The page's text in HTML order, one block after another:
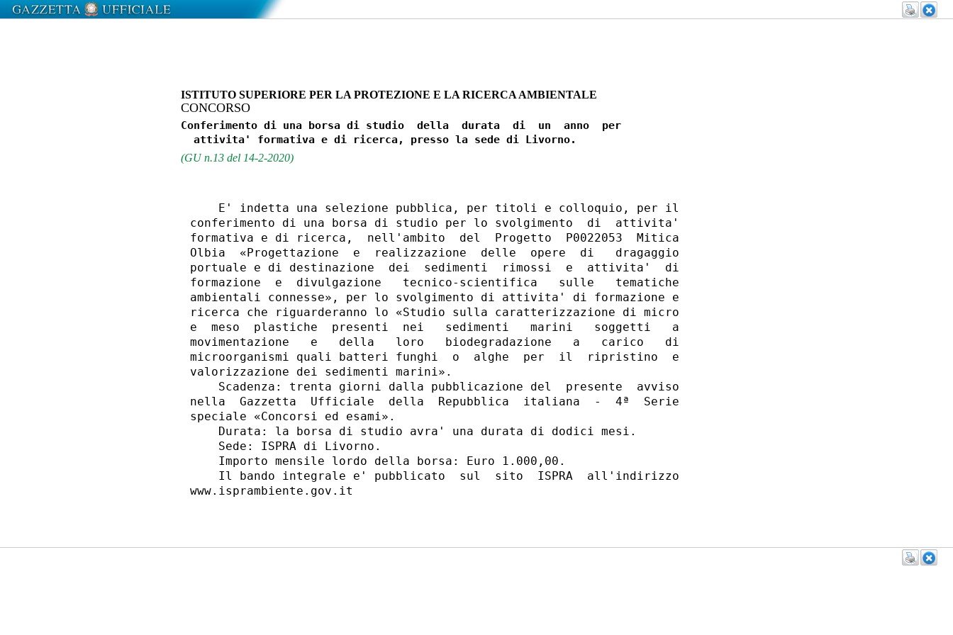
ISTITUTO SUPERIORE PER LA PROTEZIONE E LA RICERCA AMBIENTALE
CONCORSO
Conferimento di una borsa di studio  della  durata  di  un  anno  per
(GU n.13 del 14-2-2020)
    E' indetta una selezione pubblica, per titoli e colloquio, per il
conferimento di una borsa di studio per lo svolgimento  di  attivita'
formativa e di ricerca,  nell'ambito  del  Progetto  P0022053  Mitica
Olbia  «Progettazione  e  realizzazione  delle  opere  di   dragaggio
portuale e di destinazione  dei  sedimenti  rimossi  e  attivita'  di
formazione  e  divulgazione   tecnico-scientifica   sulle   tematiche
ambientali connesse», per lo svolgimento di attivita' di formazione e
ricerca che riguarderanno lo «Studio sulla caratterizzazione di micro
e  meso  plastiche  presenti  nei   sedimenti   marini   soggetti   a
movimentazione   e   della   loro   biodegradazione   a   carico   di
microorganismi quali batteri funghi  o  alghe  per  il  ripristino  e
valorizzazione dei sedimenti marini».
    Scadenza: trenta giorni dalla pubblicazione del  presente  avviso
nella  Gazzetta  Ufficiale  della  Repubblica  italiana  -  4ª  Serie
speciale «Concorsi ed esami».
    Durata: la borsa di studio avra' una durata di dodici mesi.
    Sede: ISPRA di Livorno.
    Importo mensile lordo della borsa: Euro 1.000,00.
    Il bando integrale e' pubblicato  sul  sito  ISPRA  all'indirizzo
www.isprambiente.gov.it